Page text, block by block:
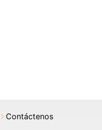
Contáctenos